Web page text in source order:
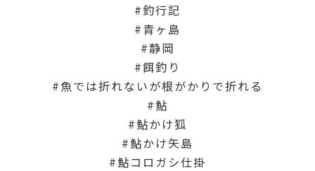
釣行記
青ヶ島
静岡
餌釣り
魚では折れないが根がかりで折れる
鮎
鮎かけ狐
鮎かけ矢島
鮎コロガシ仕掛